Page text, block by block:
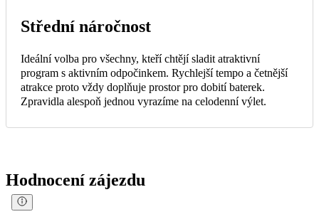
Střední náročnost
Ideální volba pro všechny, kteří chtějí sladit atraktivní
program s aktivním odpočinkem. Rychlejší tempo a četnější
atrakce proto vždy doplňuje prostor pro dobití baterek.
Zpravidla alespoň jednou vyrazíme na celodenní výlet.
Hodnocení zájezdu